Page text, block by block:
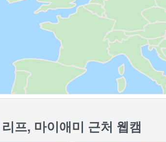
프, 마이애미 근처 웹캠